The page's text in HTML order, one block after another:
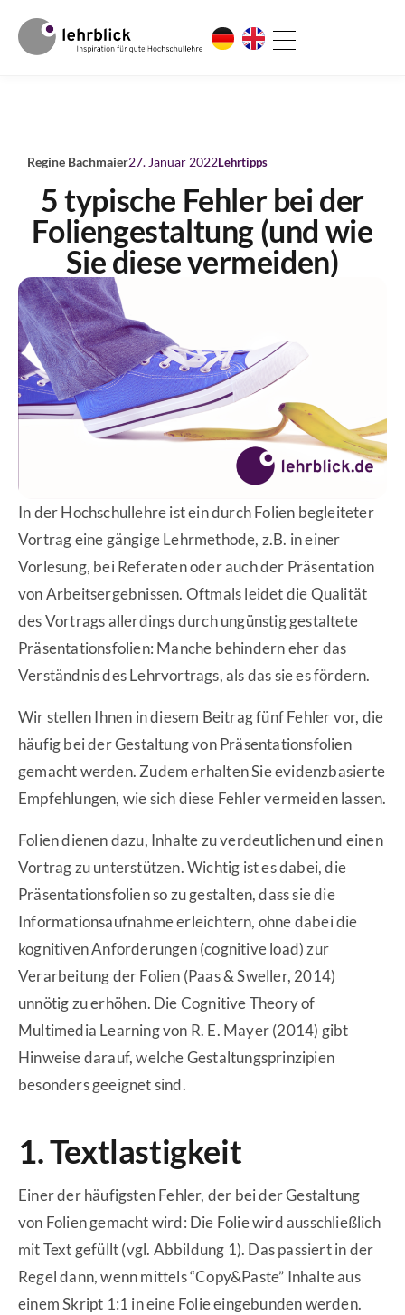
Regine Bachmaier27. Januar 2022Lehrtipps
5 typische Fehler bei der
Foliengestaltung (und wie
Sie diese vermeiden)
In der Hochschullehre ist ein durch Folien begleiteter
Vortrag eine gängige Lehrmethode, z.B. in einer
Vorlesung, bei Referaten oder auch der Präsentation
von Arbeitsergebnissen. Oftmals leidet die Qualität
des Vortrags allerdings durch ungünstig gestaltete
Präsentationsfolien: Manche behindern eher das
Verständnis des Lehrvortrags, als das sie es fördern.
Wir stellen Ihnen in diesem Beitrag fünf Fehler vor, die
häufig bei der Gestaltung von Präsentationsfolien
gemacht werden. Zudem erhalten Sie evidenzbasierte
Empfehlungen, wie sich diese Fehler vermeiden lassen.
Folien dienen dazu, Inhalte zu verdeutlichen und einen
Vortrag zu unterstützen. Wichtig ist es dabei, die
Präsentationsfolien so zu gestalten, dass sie die
Informationsaufnahme erleichtern, ohne dabei die
kognitiven Anforderungen (cognitive load) zur
Verarbeitung der Folien (Paas & Sweller, 2014)
unnötig zu erhöhen. Die Cognitive Theory of
Multimedia Learning von R. E. Mayer (2014) gibt
Hinweise darauf, welche Gestaltungsprinzipien
besonders geeignet sind.
1. Textlastigkeit
Einer der häufigsten Fehler, der bei der Gestaltung
von Folien gemacht wird: Die Folie wird ausschließlich
mit Text gefüllt (vgl. Abbildung 1). Das passiert in der
Regel dann, wenn mittels “Copy&Paste” Inhalte aus
einem Skript 1:1 in eine Folie eingebunden werden.